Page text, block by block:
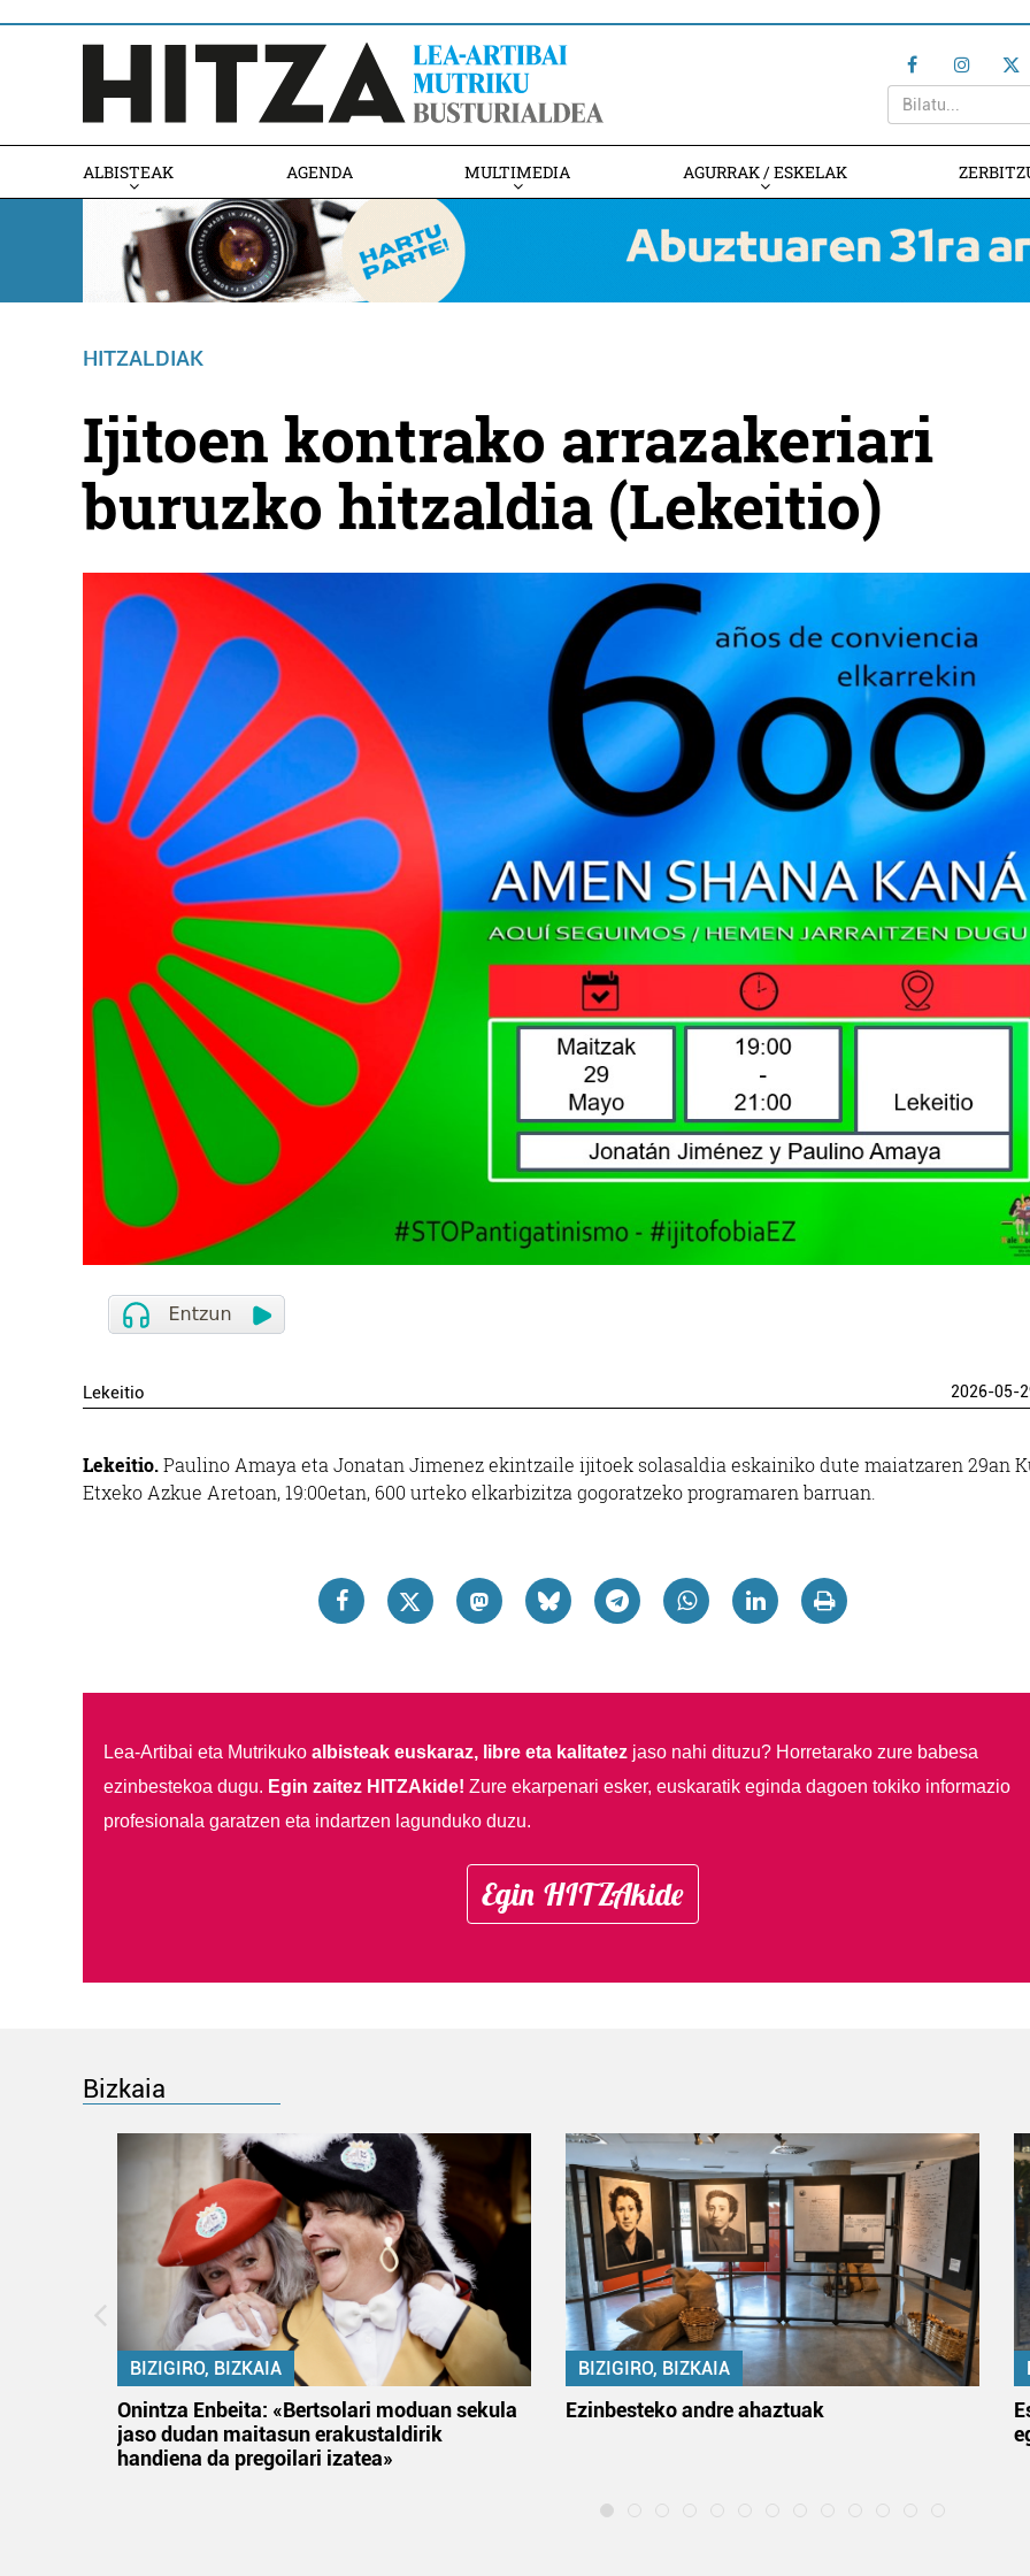
ALBISTEAK AGENDA MULTIMEDIA AGURRAK / ESKELAK
HITZALDIAK
Ijitoen kontrako arrazakeriari
buruzko hitzaldia (Lekeitio)
Lekeitio 2026-05-
Lekeitio.Paulino Amaya eta Jonatan Jimenez ekintzaile ijitoek solasaldia eskainiko dute maiatzaren 29an
Etxeko Azkue Aretoan, 19:00etan, 600 urteko elkarbizitza gogoratzeko programaren barruan.
Lea-Artibai eta Mutrikuko albisteak euskaraz, libre eta kalitatezjaso nahi dituzu? Horretarako zure babesa
ezinbestekoa dugu. Egin zaitez HITZAkide! Zure ekarpenari esker, euskaratik eginda dagoen tokiko informazio
profesionala garatzen eta indartzen lagunduko duzu.
Egin HITZAkide
Bizkaia
BIZIGIRO, BIZKAIA
Onintza Enbeita: «Bertsolari moduan sekula
jaso dudan maitasun erakustaldirik
handiena da pregoilari izatea»
BIZIGIRO, BIZKAIA
Ezinbesteko andre ahaztuak